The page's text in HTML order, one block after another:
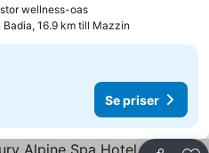
wellness-oasSe priser
Badia, 16.9 km till Mazzin
Se priser